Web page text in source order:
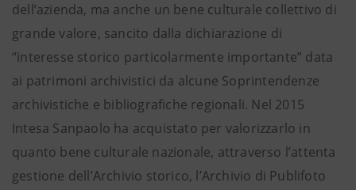
dell’azienda, ma anche un bene culturale collettivo di
grande valore, sancito dalla dichiarazione di
“interesse storico particolarmente importante” data
ai patrimoni archivistici da alcune Soprintendenze
archivistiche e bibliografiche regionali. Nel 2015
Intesa Sanpaolo ha acquistato per valorizzarlo in
quanto bene culturale nazionale, attraverso l’attenta
gestione dell’Archivio storico, l’Archivio di Publifoto